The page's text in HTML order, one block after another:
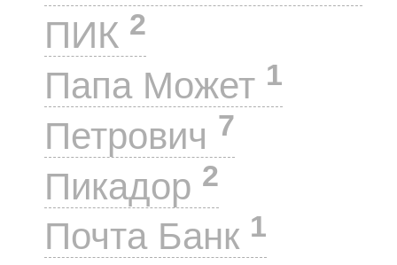
ПИК 2
Папа Может 1
Петрович 7
Пикадор 2
Почта Банк 1